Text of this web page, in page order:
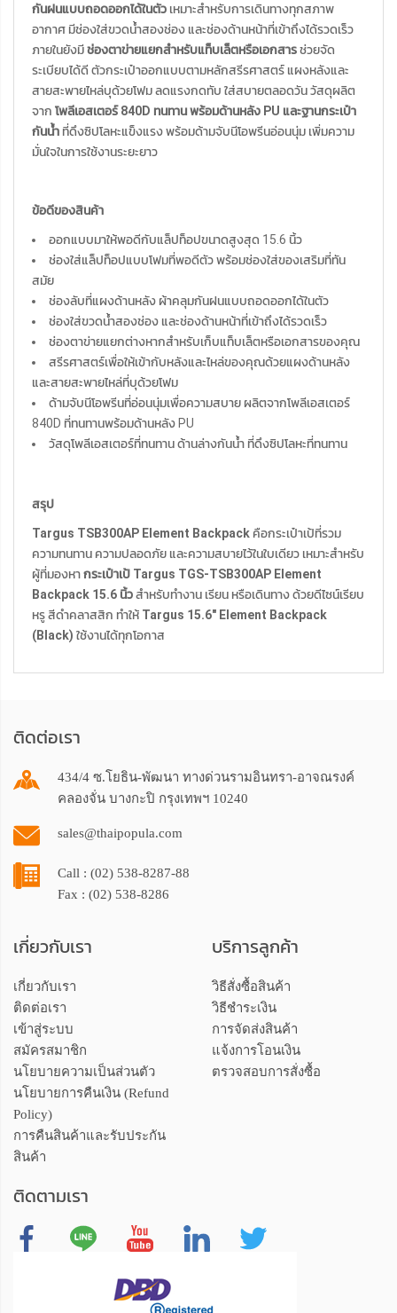
กันฝนแบบถอดออกได้ในตัว เหมาะสำหรับการเดินทางทุกสภาพ
อากาศ มีช่องใส่ขวดน้ำสองช่อง และช่องด้านหน้าที่เข้าถึงได้รวดเร็ว
ภายในยังมีช่องตาข่ายแยกสำหรับแท็บเล็ตหรือเอกสารช่วยจัด
ระเบียบได้ดี ตัวกระเป๋าออกแบบตามหลักสรีรศาสตร์ แผงหลังและ
สายสะพายไหล่บุด้วยโฟม ลดแรงกดทับ ใส่สบายตลอดวัน วัสดุผลิต
จาก โพลีเอสเตอร์ 840D ทนทาน พร้อมด้านหลัง PU และฐานกระเป๋า
กันน้ำ ที่ดึงซิปโลหะแข็งแรง พร้อมด้ามจับนีโอพรีนอ่อนนุ่ม เพิ่มความ
มั่นใจในการใช้งานระยะยาว
ข้อดีของสินค้า
ออกแบบมาให้พอดีกับแล็ปท็อปขนาดสูงสุด 15.6 นิ้ว
ช่องใส่แล็ปท็อปแบบโฟมที่พอดีตัว พร้อมช่องใส่ของเสริมที่ทัน
สมัย
ช่องลับที่แผงด้านหลัง ผ้าคลุมกันฝนแบบถอดออกได้ในตัว
ช่องใส่ขวดน้ำสองช่อง และช่องด้านหน้าที่เข้าถึงได้รวดเร็ว
ช่องตาข่ายแยกต่างหากสำหรับเก็บแท็บเล็ตหรือเอกสารของคุณ
สรีรศาสตร์เพื่อให้เข้ากับหลังและไหล่ของคุณด้วยแผงด้านหลัง
และสายสะพายไหล่ที่บุด้วยโฟม
ด้ามจับนีโอพรีนที่อ่อนนุ่มเพื่อความสบาย ผลิตจากโพลีเอสเตอร์
840D ที่ทนทานพร้อมด้านหลัง PU
วัสดุโพลีเอสเตอร์ที่ทนทาน ด้านล่างกันน้ำ ที่ดึงซิปโลหะที่ทนทาน
สรุป
Targus TSB300AP Element Backpack คือกระเป๋าเป้ที่รวม
ความทนทาน ความปลอดภัย และความสบายไว้ในใบเดียว เหมาะสำหรับ
ผู้ที่มองหากระเป๋าเป้ Targus TGS-TSB300AP Element
Backpack 15.6 นิ้วสำหรับทำงาน เรียน หรือเดินทาง ด้วยดีไซน์เรียบ
หรู สีดำคลาสสิก ทำให้ Targus 15.6" Element Backpack
(Black) ใช้งานได้ทุกโอกาส
ติดต่อเรา
434/4 ซ.โยธิน-พัฒนา ทางด่วนรามอินทรา-อาจณรงค์
คลองจั่น บางกะปิ กรุงเทพฯ 10240
sales@thaipopula.com
Call : (02) 538-8287-88
Fax : (02) 538-8286
เกี่ยวกับเรา
เกี่ยวกับเรา
ติดต่อเรา
เข้าสู่ระบบ
สมัครสมาชิก
นโยบายความเป็นส่วนตัว
นโยบายการคืนเงิน (Refund
Policy)
การคืนสินค้าและรับประกัน
สินค้า
บริการลูกค้า
วิธีสั่งซื้อสินค้า
วิธีชำระเงิน
การจัดส่งสินค้า
แจ้งการโอนเงิน
ตรวจสอบการสั่งซื้อ
ติดตามเรา